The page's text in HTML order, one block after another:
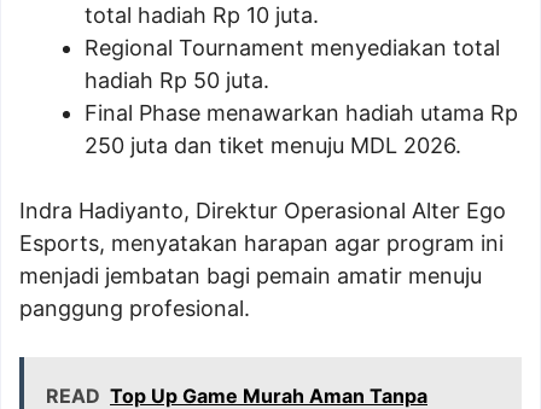
total hadiah Rp 10 juta.
Regional Tournament menyediakan total
hadiah Rp 50 juta.
Final Phase menawarkan hadiah utama Rp
250 juta dan tiket menuju MDL 2026.
Indra Hadiyanto, Direktur Operasional Alter Ego
Esports, menyatakan harapan agar program ini
menjadi jembatan bagi pemain amatir menuju
panggung profesional.
READ Top Up Game Murah Aman Tanpa